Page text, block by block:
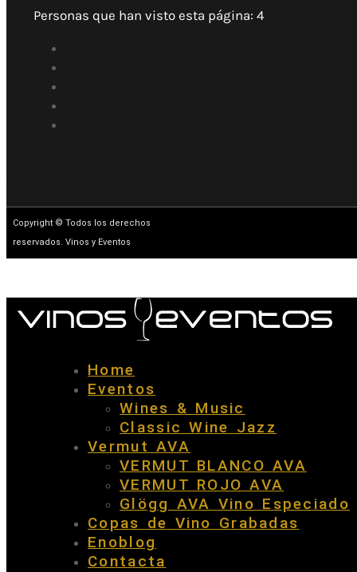
Personas que han visto esta página: 4
Copyright © Todos los derechos
reservados. Vinos y Eventos
Home
Eventos
Wines & Music
Classic Wine Jazz
Vermut AVA
VERMUT BLANCO AVA
VERMUT ROJO AVA
Glögg AVA Vino Especiado
Copas de Vino Grabadas
Enoblog
Contacta